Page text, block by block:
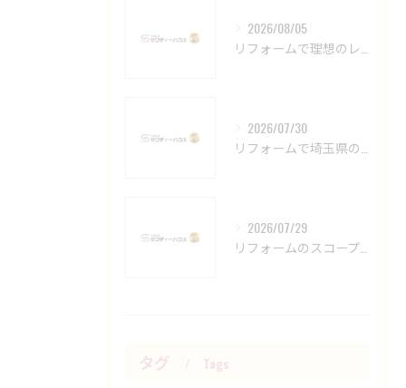
2026/08/05
2026/07/30
2026/07/29
タグ Tags